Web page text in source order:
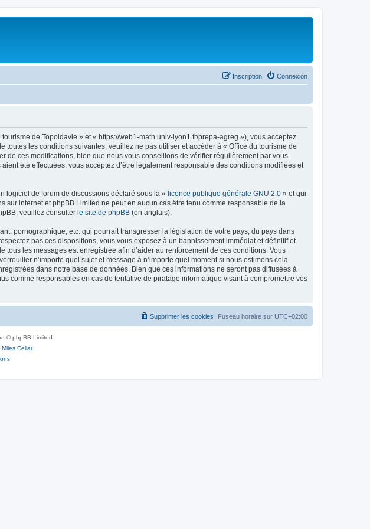
Connexion
Inscription
de Topoldavie » et « https://web1-math.univ-lyon1.fr/prepa-agreg »), vous acceptez
toutes les conditions suivantes, veuillez ne pas utiliser et accéder à « Office du tourisme de
de ces modifications, bien que nous vous conseillons de vérifier régulièrement par vous-
été effectuées, vous acceptez d’être légalement responsable des conditions modifiées et
logiciel de forum de discussions déclaré sous la « licence publique générale GNU 2.0 » et qui
internet et phpBB Limited ne peut en aucun cas être tenu comme responsable de la
veuillez consulter le site de phpBB (en anglais).
pornographique, etc. qui pourrait transgresser la législation de votre pays, du pays dans
pas ces dispositions, vous vous exposez à un bannissement immédiat et définitif et
tous les messages est enregistrée afin d’aider au renforcement de ces conditions. Vous
n’importe quel sujet et message à n’importe quel moment si nous estimons cela
dans notre base de données. Bien que ces informations ne seront pas diffusées à
comme responsables en cas de tentative de piratage informatique visant à compromettre vos
Fuseau horaire sur UTC+02:00
Supprimer les cookies
© phpBB Limited
Miles Cellar